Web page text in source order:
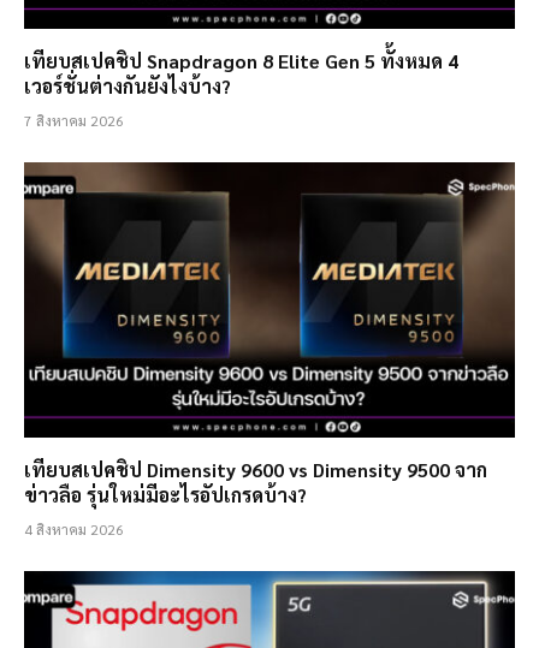
เทียบสเปคชิป Snapdragon 8 Elite Gen 5 ทั้งหมด 4
เวอร์ชั่นต่างกันยังไงบ้าง?
7 สิงหาคม 2026
เทียบสเปคชิป Dimensity 9600 vs Dimensity 9500 จาก
ข่าวลือ รุ่นใหม่มีอะไรอัปเกรดบ้าง?
4 สิงหาคม 2026